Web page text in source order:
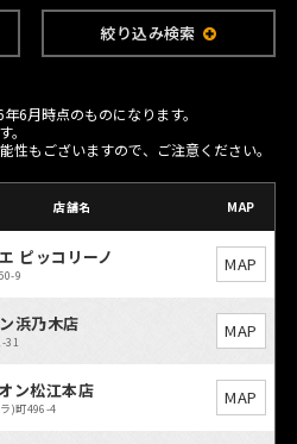
絞り込み検索
6月時点のものになります。
性もございますので、ご注意ください。
店舗名 MAP
ピッコリーノ
9
MAP
浜乃木店
31
MAP
ン松江本店
)町496-4
MAP